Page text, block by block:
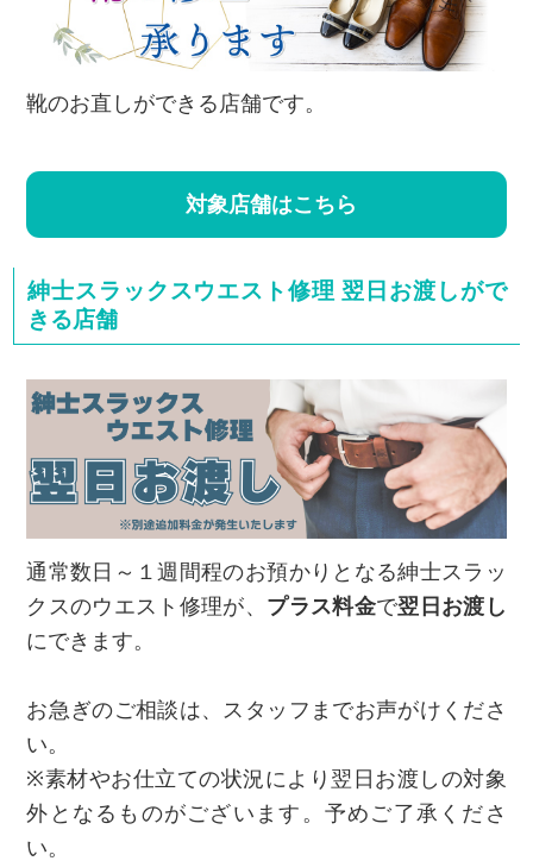
靴のお直しができる店舗です。
対象店舗はこちら
紳士スラックスウエスト修理 翌日お渡しがで
きる店舗
通常数日～１週間程のお預かりとなる紳士スラッ
クスのウエスト修理が、 プラス料金で翌日お渡し
にできます。
お急ぎのご相談は、スタッフまでお声がけくださ
い。
※素材やお仕立ての状況により翌日お渡しの対象
外となるものがございます。予めご了承くださ
い。